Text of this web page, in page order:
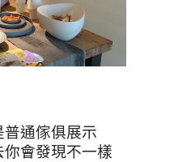
通傢俱展示
會發現不一樣